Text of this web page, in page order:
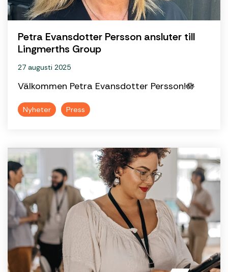
Petra Evansdotter Persson ansluter till
Lingmerths Group
27 augusti 2025
Välkommen Petra Evansdotter Persson!🪷
Nyheter Press